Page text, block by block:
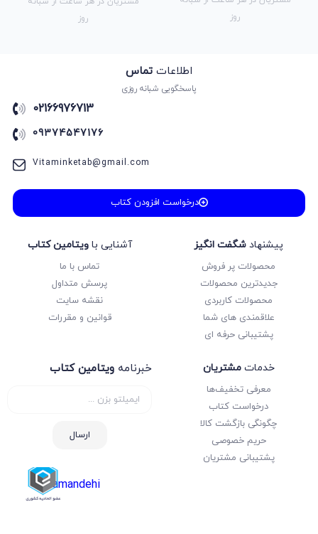
روز
روز
پیشنهاد شگفت انگیز
محصولات پر فروش
جدیدترین محصولات
محصولات کاربردی
علاقمندی های شما
پشتیبانی حرفه ای
آشنایی باویتامین کتاب
تماس با ما
پرسش متداول
نقشه سایت
قوانین و مقررات
خدماتمشتریان
معرفی تخفیف‌ها
درخواست کتاب
چگونگی بازگشت کالا
حریم خصوصی
پشتیبانی مشتریان
اطلاعات تماس
پاسخگویی شبانه روزی
02166976713
09374547176
Vitaminketab@gmail.com
درخواست افزودن کتاب
خبرنامه ویتامین کتاب
ارسال
samandehi